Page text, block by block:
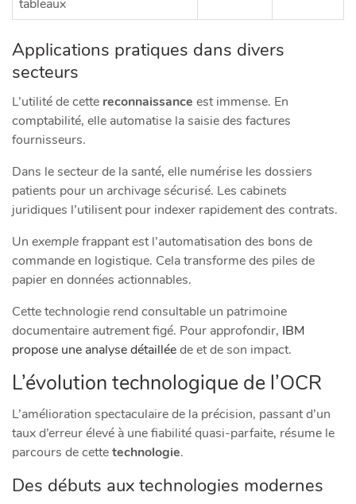
tableaux
Applications pratiques dans divers
secteurs
L’utilité de cette reconnaissance est immense. En
comptabilité, elle automatise la saisie des factures
fournisseurs.
Dans le secteur de la santé, elle numérise les dossiers
patients pour un archivage sécurisé. Les cabinets
juridiques l’utilisent pour indexer rapidement des contrats.
Un exemplefrappant est l’automatisation des bons de
commande en logistique. Cela transforme des piles de
papier en données actionnables.
Cette technologie rend consultable un patrimoine
documentaire autrement figé. Pour approfondir, IBM
propose une analyse détailléede et de son impact.
L’évolution technologique de l’OCR
L’amélioration spectaculaire de la précision, passant d’un
taux d’erreur élevé à une fiabilité quasi-parfaite, résume le
parcours de cettetechnologie.
Des débuts aux technologies modernes